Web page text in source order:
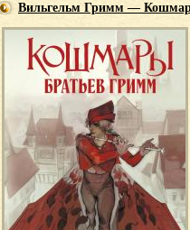
Вильгельм Гримм —